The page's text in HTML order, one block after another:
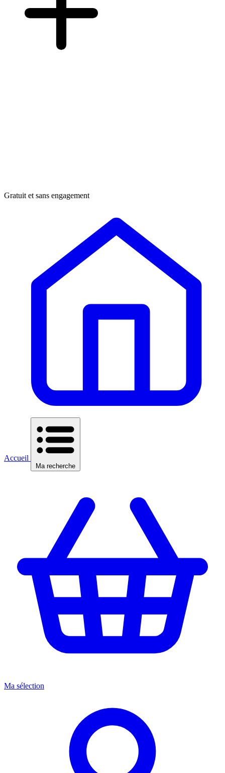
Gratuit et sans engagement
Accueil
Ma recherche
Ma sélection